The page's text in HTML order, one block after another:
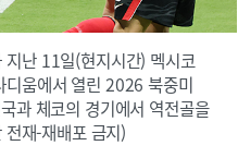
지난 11일(현지시간) 멕시코
디움에서 열린 2026 북중미
과 체코의 경기에서 역전골을
재-재배포 금지)